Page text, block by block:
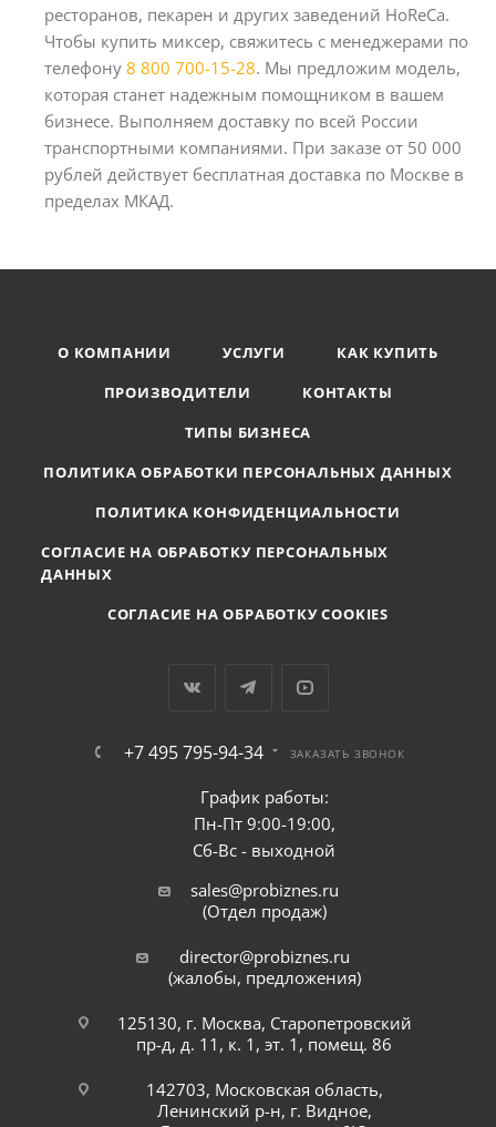
ресторанов, пекарен и других заведений HoReCa.
Чтобы купить миксер, свяжитесь с менеджерами по
телефону 8 800 700-15-28. Мы предложим модель,
которая станет надежным помощником в вашем
бизнесе. Выполняем доставку по всей России
транспортными компаниями. При заказе от 50 000
рублей действует бесплатная доставка по Москве в
пределах МКАД.
О КОМПАНИИ УСЛУГИ
КАК КУПИТЬ
ПРОИЗВОДИТЕЛИ
КОНТАКТЫ
ТИПЫ БИЗНЕСА
ПОЛИТИКА ОБРАБОТКИ ПЕРСОНАЛЬНЫХ ДАННЫХ
ПОЛИТИКА КОНФИДЕНЦИАЛЬНОСТИ
СОГЛАСИЕ НА ОБРАБОТКУ ПЕРСОНАЛЬНЫХ
ДАННЫХ
СОГЛАСИЕ НА ОБРАБОТКУ COOKIES
+7 495 795-94-34 ЗАКАЗАТЬ ЗВОНОК
График работы:
Пн-Пт 9:00-19:00,
Сб-Вс - выходной
sales@probiznes.ru
(Отдел продаж)
director@probiznes.ru
(жалобы, предложения)
125130, г. Москва, Старопетровский
пр-д, д. 11, к. 1, эт. 1, помещ. 86
142703, Московская область,
Ленинский р-н, г. Видное,